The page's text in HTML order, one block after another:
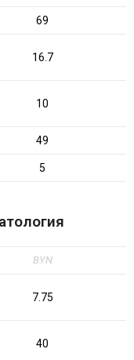
69
16.7
10
49
5
BYN
7.75
40